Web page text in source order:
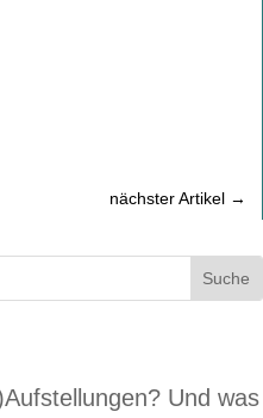
nächster Artikel→
Und was